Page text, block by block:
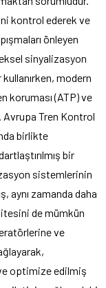
kontrol ederek ve
önleyen
sinyalizasyon
modern
koruması (ATP) ve
Tren Kontrol
birlikte
bir
sistemlerinin
aynı zamanda daha
de mümkün
ve
optimize edilmiş